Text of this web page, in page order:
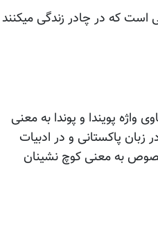
که در چادر زندگی میکنند
پویندا و پوندا به معنی
زبان پاکستانی و در ادبیات
به معنی کوچ نشینان